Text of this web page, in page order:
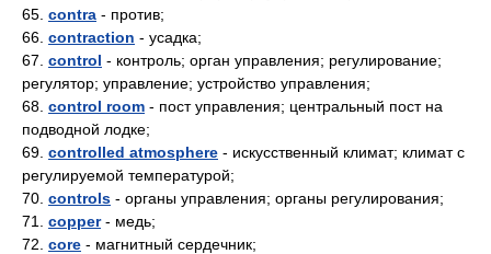
65. contra - против;
66. contraction - усадка;
67. control - контроль; орган управления; регулирование;
регулятор; управление; устройство управления;
68. control room - пост управления; центральный пост на
подводной лодке;
69. controlled atmosphere - искусственный климат; климат с
регулируемой температурой;
70. controls - органы управления; органы регулирования;
71. copper- медь;
72. core - магнитный сердечник;